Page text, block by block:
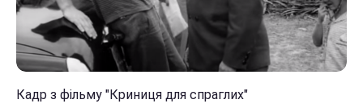
Кадр з фільму "Криниця для спраглих"